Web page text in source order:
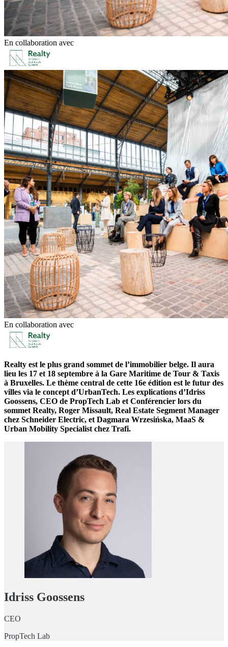
En collaboration avec
En collaboration avec
Realty est le plus grand sommet de l’immobilier belge. Il aura
lieu les 17 et 18 septembre à la Gare Maritime de Tour & Taxis
à Bruxelles. Le thème central de cette 16e édition est le futur des
villes via le concept d’UrbanTech. Les explications d’Idriss
Goossens, CEO de PropTech Lab et Conférencier lors du
sommet Realty, Roger Missault, Real Estate Segment Manager
chez Schneider Electric, et Dagmara Wrzesińska, MaaS &
Urban Mobility Specialist chez Trafi.
Idriss Goossens
CEO
PropTech Lab